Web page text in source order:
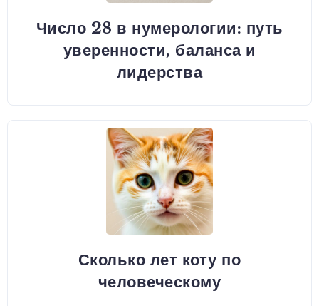
Число 28 в нумерологии: путь
уверенности, баланса и
лидерства
Сколько лет коту по
человеческому